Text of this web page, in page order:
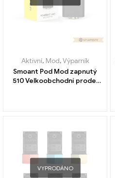
Aktivní, Mod,Výparník
Smoant Pod Mod zapnutý
510 Velkoobchodní prodej
VYPRODÁNO